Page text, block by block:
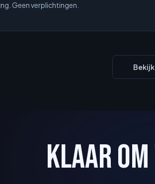
Geen verplichtingen.
KLAAR